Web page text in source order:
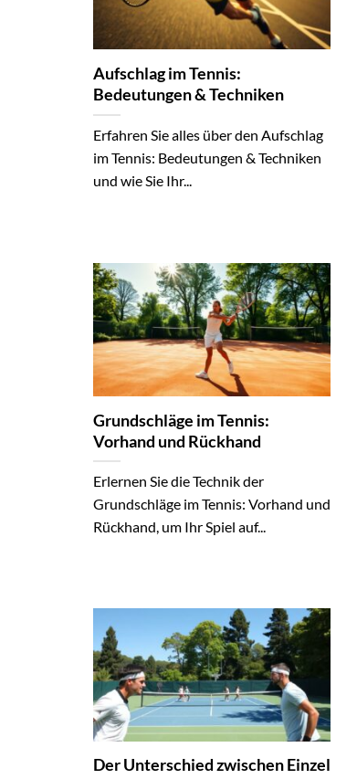
Aufschlag im Tennis:
Bedeutungen & Techniken
Erfahren Sie alles über den Aufschlag
im Tennis: Bedeutungen & Techniken
und wie Sie Ihr...
Grundschläge im Tennis:
Vorhand und Rückhand
Erlernen Sie die Technik der
Grundschläge im Tennis: Vorhand und
Rückhand, um Ihr Spiel auf...
Der Unterschied zwischen Einzel